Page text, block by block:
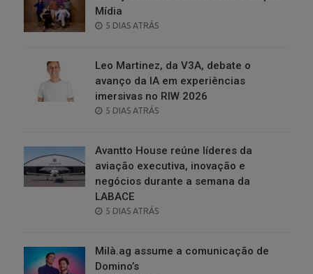
Mídia
POSTED
5 DIAS ATRÁS
Leo Martinez, da V3A, debate o
avanço da IA em experiências
imersivas no RIW 2026
POSTED
5 DIAS ATRÁS
Avantto House reúne líderes da
aviação executiva, inovação e
negócios durante a semana da
LABACE
POSTED
5 DIAS ATRÁS
Milà.ag assume a comunicação de
Domino’s